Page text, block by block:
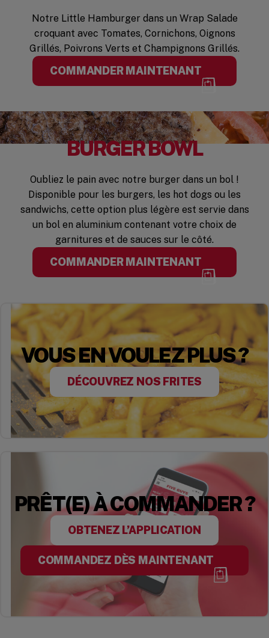
Notre Little Hamburger dans un Wrap Salade
croquant avec Tomates, Cornichons, Oignons
Grillés, Poivrons Verts et Champignons Grillés.
COMMANDER MAINTENANT
BURGER BOWL
Oubliez le pain avec notre burger dans un bol !
Disponible pour les burgers, les hot dogs ou les
sandwichs, cette option plus légère est servie dans
un bol en aluminium contenant votre choix de
garnitures et de sauces sur le côté.
COMMANDER MAINTENANT
VOUS EN VOULEZ PLUS ?
DÉCOUVREZ NOS FRITES
PRÊT(E) À COMMANDER ?
OBTENEZ L’APPLICATION
COMMANDEZ DÈS MAINTENANT